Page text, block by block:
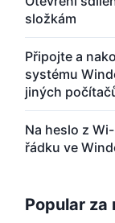
složkám
Připojte a
systému
jiných
Na heslo z
řádku ve
Popular za